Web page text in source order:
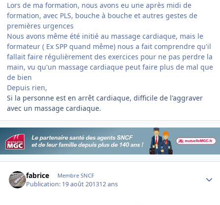
Lors de ma formation, nous avons eu une après midi de
formation, avec PLS, bouche à bouche et autres gestes de
premières urgences
Nous avons même été initié au massage cardiaque, mais le
formateur ( Ex SPP quand même) nous a fait comprendre qu'il
fallait faire régulièrement des exercices pour ne pas perdre la
main, vu qu'un massage cardiaque peut faire plus de mal que
de bien
Depuis rien,
Si la personne est en arrêt cardiaque, difficile de l'aggraver
avec un massage cardiaque.
fabrice Membre SNCF
Publication: 19 août 201312 ans